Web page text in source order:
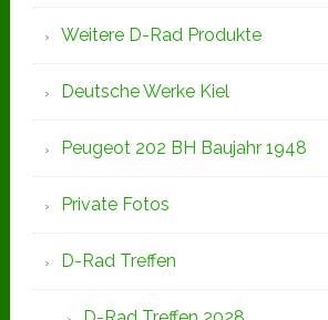
Weitere D-Rad Produkte
Deutsche Werke Kiel
Peugeot 202 BH Baujahr 1948
Private Fotos
D-Rad Treffen